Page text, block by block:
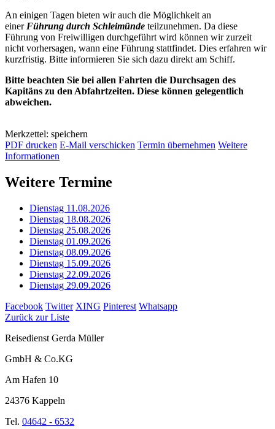
An einigen Tagen bieten wir auch die Möglichkeit an
einer Führung durch Schleimünde teilzunehmen. Da diese
Führung von Freiwilligen durchgeführt wird können wir zurzeit
nicht vorhersagen, wann eine Führung stattfindet. Dies erfahren wir
kurzfristig. Bitte informieren Sie sich dazu direkt am Schiff.
Bitte beachten Sie bei allen Fahrten die Durchsagen des
Kapitäns zu den Abfahrtzeiten. Diese können gelegentlich
abweichen.
Merkzettel: speichern
PDF drucken E-Mail verschicken Termin übernehmen Weitere
Informationen
Weitere Termine
Dienstag 11.08.2026
Dienstag 18.08.2026
Dienstag 25.08.2026
Dienstag 01.09.2026
Dienstag 08.09.2026
Dienstag 15.09.2026
Dienstag 22.09.2026
Dienstag 29.09.2026
Facebook Twitter XING Pinterest Whatsapp
Zurück zur Liste
Reisedienst Gerda Müller
GmbH & Co.KG
Am Hafen 10
24376 Kappeln
Tel. 04642 - 6532